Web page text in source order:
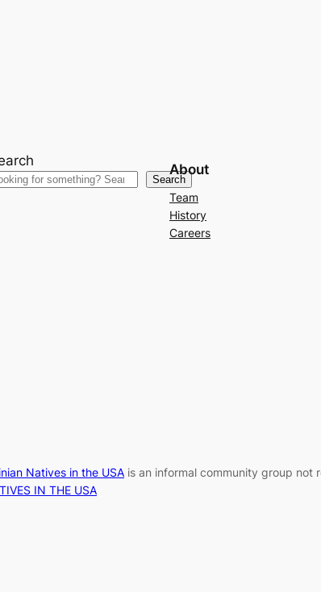
Search
About
Team
History
Careers
Natives in the USA is an informal community group not
IN THE USA